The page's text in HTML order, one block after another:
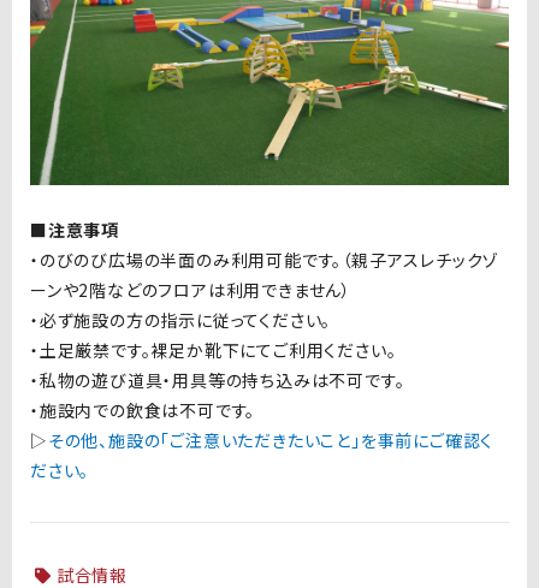
■注意事項
・のびのび広場の半面のみ利用可能です。（親子アスレチックゾ
ーンや2階などのフロアは利用できません）
・必ず施設の方の指示に従ってください。
・土足厳禁です。裸足か靴下にてご利用ください。
・私物の遊び道具・用具等の持ち込みは不可です。
・施設内での飲食は不可です。
▷その他、施設の「ご注意いただきたいこと」を事前にご確認く
ださい。
試合情報